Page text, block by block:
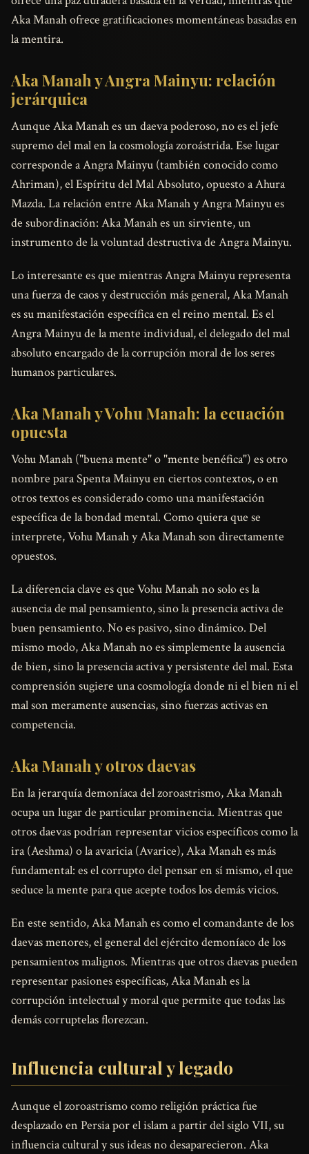
Aka Manah ofrece gratificaciones momentáneas basadas en
la mentira.
Aka Manah y Angra Mainyu: relación
jerárquica
Aunque Aka Manah es un daeva poderoso, no es el jefe
supremo del mal en la cosmología zoroástrida. Ese lugar
corresponde a Angra Mainyu (también conocido como
Ahriman), el Espíritu del Mal Absoluto, opuesto a Ahura
Mazda. La relación entre Aka Manah y Angra Mainyu es
de subordinación: Aka Manah es un sirviente, un
instrumento de la voluntad destructiva de Angra Mainyu.
Lo interesante es que mientras Angra Mainyu representa
una fuerza de caos y destrucción más general, Aka Manah
es su manifestación específica en el reino mental. Es el
Angra Mainyu de la mente individual, el delegado del mal
absoluto encargado de la corrupción moral de los seres
humanos particulares.
Aka Manah y Vohu Manah: la ecuación
opuesta
Vohu Manah ("buena mente" o "mente benéfica") es otro
nombre para Spenta Mainyu en ciertos contextos, o en
otros textos es considerado como una manifestación
específica de la bondad mental. Como quiera que se
interprete, Vohu Manah y Aka Manah son directamente
opuestos.
La diferencia clave es que Vohu Manah no solo es la
ausencia de mal pensamiento, sino la presencia activa de
buen pensamiento. No es pasivo, sino dinámico. Del
mismo modo, Aka Manah no es simplemente la ausencia
de bien, sino la presencia activa y persistente del mal. Esta
comprensión sugiere una cosmología donde ni el bien ni el
mal son meramente ausencias, sino fuerzas activas en
competencia.
Aka Manah y otros daevas
En la jerarquía demoníaca del zoroastrismo, Aka Manah
ocupa un lugar de particular prominencia. Mientras que
otros daevas podrían representar vicios específicos como la
ira (Aeshma) o la avaricia (Avarice), Aka Manah es más
fundamental: es el corrupto del pensar en sí mismo, el que
seduce la mente para que acepte todos los demás vicios.
En este sentido, Aka Manah es como el comandante de los
daevas menores, el general del ejército demoníaco de los
pensamientos malignos. Mientras que otros daevas pueden
representar pasiones específicas, Aka Manah es la
corrupción intelectual y moral que permite que todas las
demás corruptelas florezcan.
Influencia cultural y legado
Aunque el zoroastrismo como religión práctica fue
desplazado en Persia por el islam a partir del siglo VII, su
influencia cultural y sus ideas no desaparecieron. Aka